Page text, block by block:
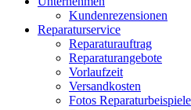
Kundenrezensionen
Reparaturservice
Reparaturauftrag
Reparaturangebote
Vorlaufzeit
Versandkosten
Fotos Reparaturbeispiele